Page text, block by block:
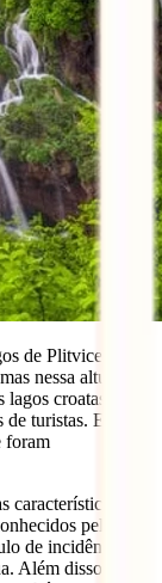
de Plitvice são
nessa altura
lagos croatas
turistas. E não é
foram
características
pela
de incidência sol
Além disso, além